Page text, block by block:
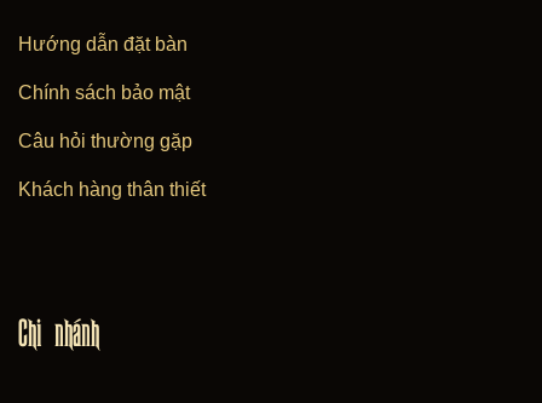
Hướng dẫn đặt bàn
Chính sách bảo mật
Câu hỏi thường gặp
Khách hàng thân thiết
Chi nhánh